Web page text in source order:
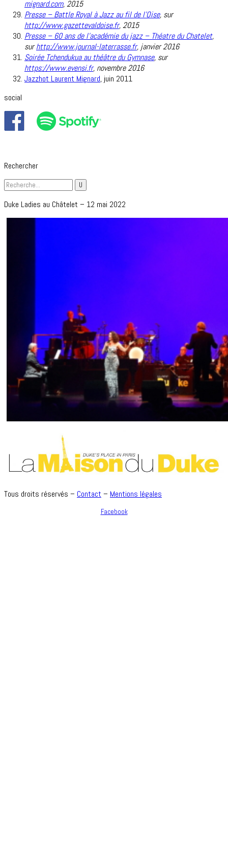
mignard.com,2015
Presse – Battle Royal à Jazz au fil de l’Oise, sur
http://www.gazettevaldoise.fr,2015
Presse – 60 ans de l’académie du jazz – Théatre du Chatelet,
surhttp://www.journal-laterrasse.fr, janvier 2016
Soirée Tchendukua au théâtre du Gymnase, sur
https://www.evensi.fr, novembre 2016
Jazzhot Laurent Mignard, juin 2011
social
Rechercher
Duke Ladies au Châtelet – 12 mai 2022
Tous droits réservés – Contact – Mentions légales
Facebook